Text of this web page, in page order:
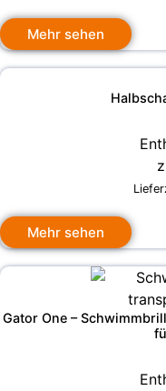
Mehr sehen
Mehr sehen
Gator One –